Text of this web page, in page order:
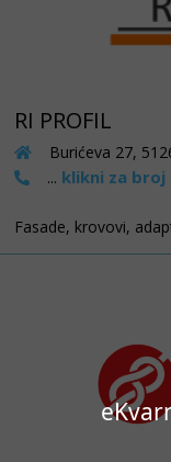
RI PROFIL
Burićeva 27,
... klikni za broj
Fasade, krovovi,